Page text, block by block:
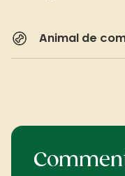
Animal de